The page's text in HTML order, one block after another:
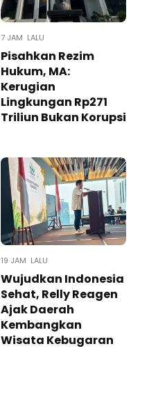
7 JAM LALU
Pisahkan Rezim
Hukum, MA:
Kerugian
Lingkungan Rp271
Triliun Bukan Korupsi
19 JAM LALU
Wujudkan Indonesia
Sehat, Relly Reagen
Ajak Daerah
Kembangkan
Wisata Kebugaran